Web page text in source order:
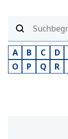
A B C D
O
P Q R